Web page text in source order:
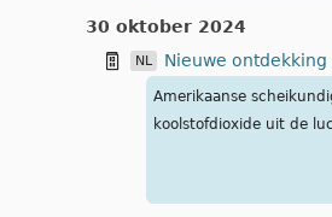
30 oktober 2024
NL Nieuwe
Amerikaanse
koolstofdioxide uit de